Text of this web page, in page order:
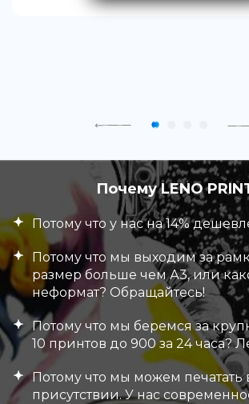
Почему LENO
Потому что у нас на 14%
Потому что мы выходим за
размер больше чем А3, или
неформат? Обращайтесь!
Потому что мы беремся за
10 принтов до 900 за 24 часа?
Потому что мы можем печатать
присутствии. У нас